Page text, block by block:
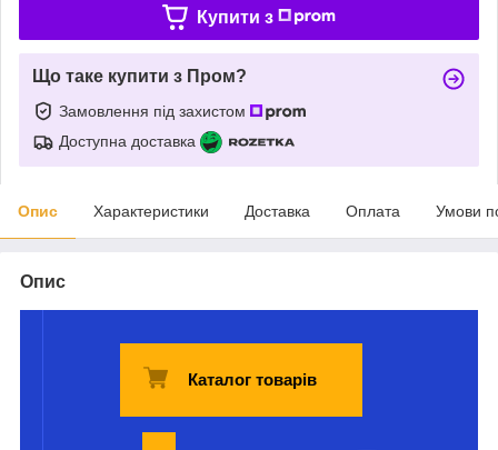
Купити з
Що таке купити з Пром?
Замовлення під захистом
Доступна доставка
Опис Характеристики Доставка Оплата Умови
Опис
Каталог товарів